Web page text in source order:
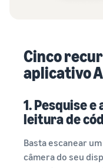
Cinco
aplicativo
1. Pesquise
leitura de
Basta escanear
câmera do seu